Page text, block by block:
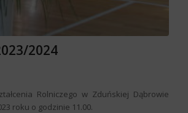
2024
Rolniczego w Zduńskiej Dąbrowie
roku o godzinie 11.00.